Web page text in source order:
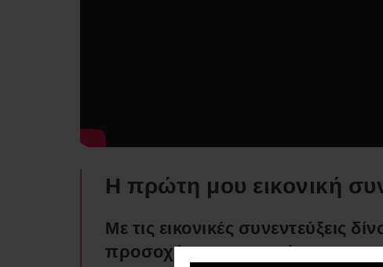
Η πρώτη μου εικονική
Με τις εικονικές συνεντεύξεις
προσοχή του ακροατή.